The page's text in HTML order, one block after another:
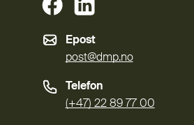
Epost
post@dmp.no
Telefon
(+47) 22 89 77 00